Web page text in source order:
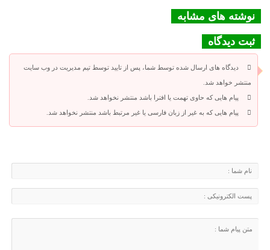
نوشته های مشابه
ثبت دیدگاه
دیدگاه های ارسال شده توسط شما، پس از تایید توسط تیم مدیریت در وب سایت
منتشر خواهد شد.
پیام هایی که حاوی تهمت یا افترا باشد منتشر نخواهد شد.
پیام هایی که به غیر از زبان فارسی یا غیر مرتبط باشد منتشر نخواهد شد.